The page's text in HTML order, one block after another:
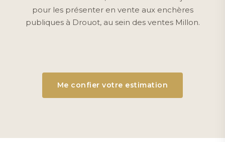
pour les présenter en vente aux enchères
publiques à Drouot, au sein des ventes Millon.
Me confier votre estimation